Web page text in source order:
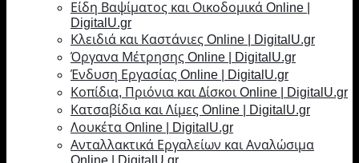
Είδη Βαψίματος και Οικοδομικά Online |
DigitalU.gr
Κλειδιά και Καστάνιες Online | DigitalU.gr
Όργανα Μέτρησης Online | DigitalU.gr
Ένδυση Εργασίας Online | DigitalU.gr
Κοπίδια, Πριόνια και Δίσκοι Online | DigitalU.gr
Κατσαβίδια και Λίμες Online | DigitalU.gr
Λουκέτα Online | DigitalU.gr
Ανταλλακτικά Εργαλείων και Αναλώσιμα